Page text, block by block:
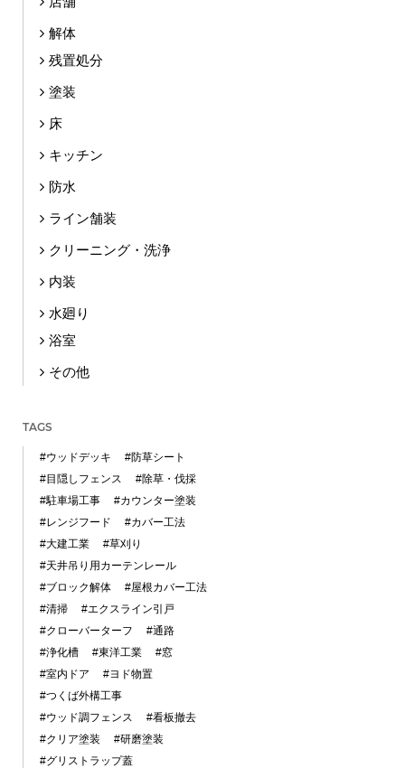
解体
残置処分
塗装
床
キッチン
防水
ライン舗装
クリーニング・洗浄
内装
水廻り
浴室
その他
TAGS
#ウッドデッキ
#防草シート
#目隠しフェンス
#除草・伐採
#駐車場工事
#カウンター塗装
#レンジフード
#カバー工法
#大建工業
#草刈り
#天井吊り用カーテンレール
#ブロック解体
#屋根カバー工法
#清掃
#エクスライン引戸
#クローバーターフ
#通路
#浄化槽
#東洋工業
#窓
#室内ドア
#ヨド物置
#つくば外構工事
#ウッド調フェンス
#看板撤去
#クリア塗装
#研磨塗装
#グリストラップ蓋